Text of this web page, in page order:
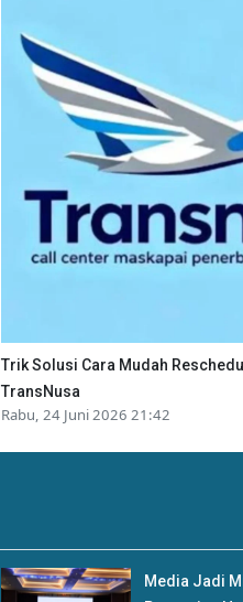
Trik Solusi Cara Mudah
TransNusa
Rabu, 24 Juni 2026 21:42
Media Jadi